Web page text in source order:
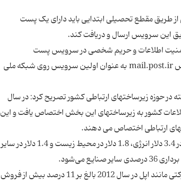
طریق مقطع تحصیلی ابتدایی باید دارای یک پست
امنیت اطلاعات و حریم شخصی در سرویس پست
الکترونیک تامین می‌شود، خاطرنشان کرد: پست الکترونیک ملی به آدرس mail.post.ir به عنوان اولین سرویس روی شبکه ملی
در حوزه زیرساختهای ارتباطی کشور تصریح کرد: در سال
ارتباطات و فناوری اطلاعات کشور به زیرساختهای این بخش اختصاص یافت و این
وی یک دلار سرمایه گذاری در زیرساختهای ارتباطی را معادل صرفه جویی در 3.4 دلار انرژی، 1.8 دلار در محیط زیست و 1.4 دلار در سایر
نامی با اشاره به درآمدزایی کشورهای جهان از صنعت ICT گفت: درآمد شرکتی مانند اپل در سال 2012 بالغ بر 11 درصد بیش از فروش